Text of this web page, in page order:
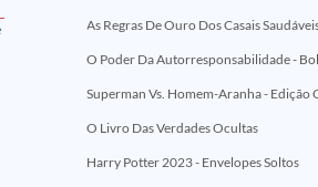
As Regras De Ouro Dos Casais
O Poder Da Autorresponsabilidade -
O Livro Das Verdades Ocultas
Harry Potter 2023 - Envelopes Soltos